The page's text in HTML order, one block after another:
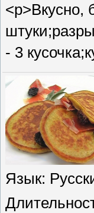
<p>Вкусно,
- 3
Язык: